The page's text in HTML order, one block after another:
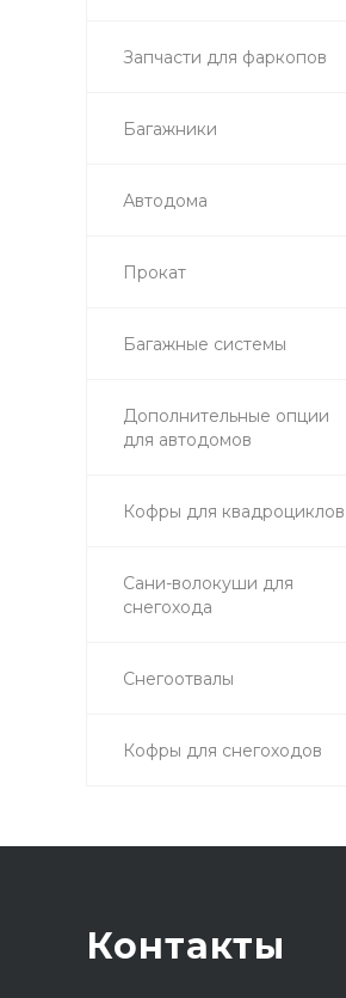
Запчасти для фаркопов
Багажники
Автодома
Прокат
Багажные системы
Дополнительные опции
для автодомов
Кофры для квадроциклов
Сани-волокуши для
снегохода
Снегоотвалы
Кофры для снегоходов
Контакты